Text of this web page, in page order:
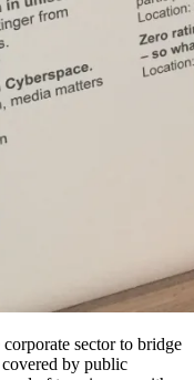
sector to bridge
covered by public